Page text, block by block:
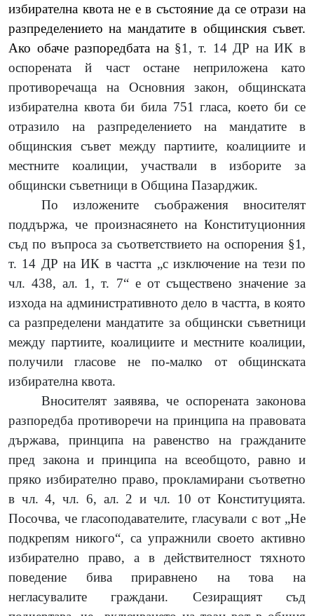
избирателна квота не е в състояние да се отрази на
разпределението на мандатите в общинския съвет.
Ако обаче разпоредбата на §1, т. 14 ДР на ИК в
оспорената й част остане неприложена като
противоречаща на Основния закон, общинската
избирателна квота би била 751 гласа, което би се
отразило на разпределението на мандатите в
общинския съвет между партиите, коалициите и
местните коалиции, участвали в изборите за
общински съветници в Община Пазарджик.
По изложените съображения вносителят
поддържа, че произнасянето на Конституционния
съд по въпроса за съответствието на оспорения §1,
т. 14 ДР на ИК в частта „с изключение на тези по
чл. 438, ал. 1, т. 7“ е от съществено значение за
изхода на административното дело в частта, в която
са разпределени мандатите за общински съветници
между партиите, коалициите и местните коалиции,
получили гласове не по-малко от общинската
избирателна квота.
Вносителят заявява, че оспорената законова
разпоредба противоречи на принципа на правовата
държава, принципа на равенство на гражданите
пред закона и принципа на всеобщото, равно и
пряко избирателно право, прокламирани съответно
в чл. 4, чл. 6, ал. 2 и чл. 10 от Конституцията.
Посочва, че гласоподавателите, гласували с вот „Не
подкрепям никого“, са упражнили своето активно
избирателно право, а в действителност тяхното
поведение бива приравнено на това на
негласувалите граждани. Сезиращият съд